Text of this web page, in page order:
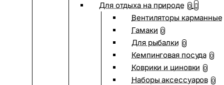
Для отдыха на природе 0
Вентиляторы карманные
Гамаки 0
Для рыбалки 0
Кемпинговая посуда 0
Коврики и циновки 0
Наборы аксессуаров 0